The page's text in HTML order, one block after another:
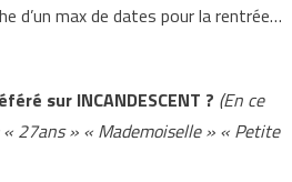
d’un max de dates pour la rentrée…
sur INCANDESCENT ? (En ce
« 27ans » « Mademoiselle » « Petite